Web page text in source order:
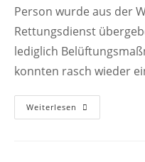
Person wurde aus der
Rettungsdienst
lediglich
konnten rasch wieder
Weiterlesen